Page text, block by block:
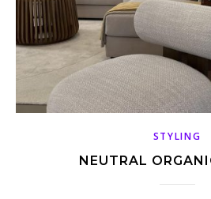
STYLING
NEUTRAL